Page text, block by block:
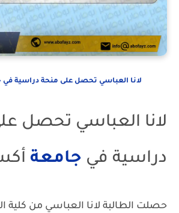
لانا العباسي تحصل على منحة دراسية في
لانا العباسي تحصل
دراسية في جامعة
حصلت الطالبة لانا العباسي من كلية